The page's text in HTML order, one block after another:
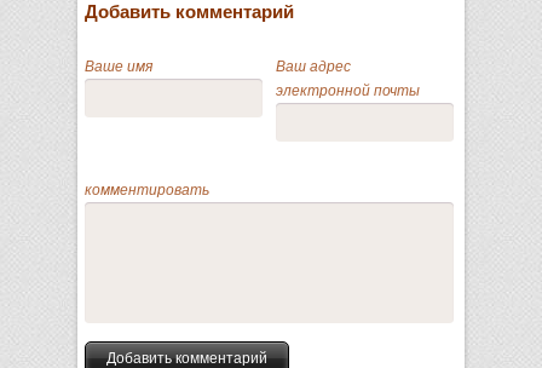
Добавить комментарий
Ваше имя
Ваш адрес
электронной почты
комментировать